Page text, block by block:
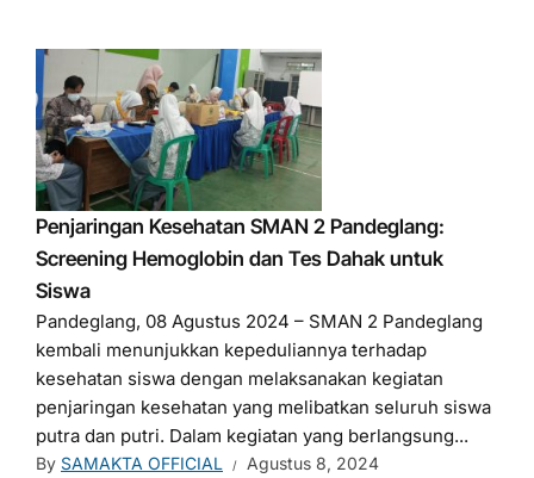
Penjaringan Kesehatan SMAN 2 Pandeglang:
Screening Hemoglobin dan Tes Dahak untuk
Siswa
Pandeglang, 08 Agustus 2024 – SMAN 2 Pandeglang
kembali menunjukkan kepeduliannya terhadap
kesehatan siswa dengan melaksanakan kegiatan
penjaringan kesehatan yang melibatkan seluruh siswa
putra dan putri. Dalam kegiatan yang berlangsung...
By SAMAKTA OFFICIAL
Agustus 8, 2024